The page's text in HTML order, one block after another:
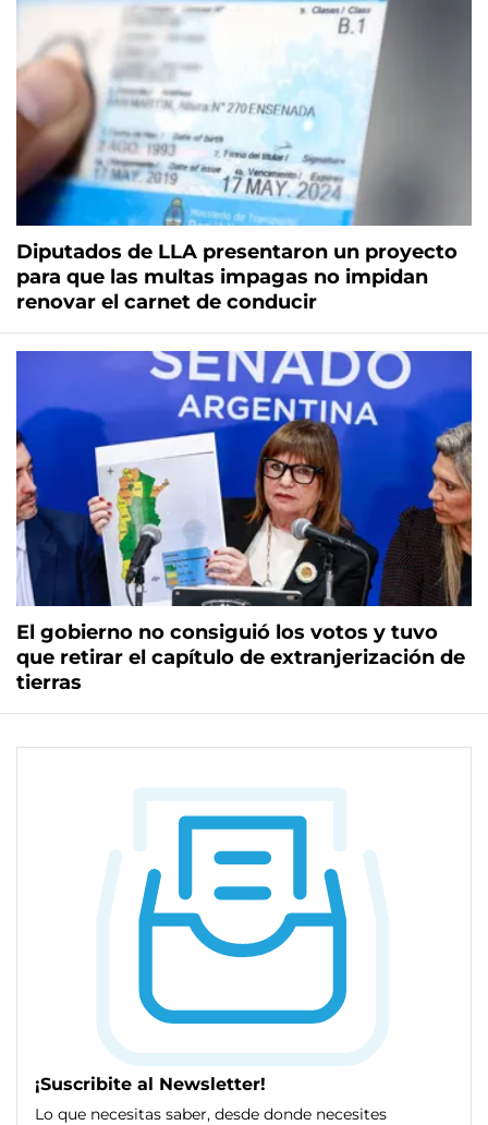
Diputados de LLA presentaron un proyecto
para que las multas impagas no impidan
renovar el carnet de conducir
El gobierno no consiguió los votos y tuvo
que retirar el capítulo de extranjerización de
tierras
¡Suscribite al Newsletter!
Lo que necesitas saber, desde donde necesites